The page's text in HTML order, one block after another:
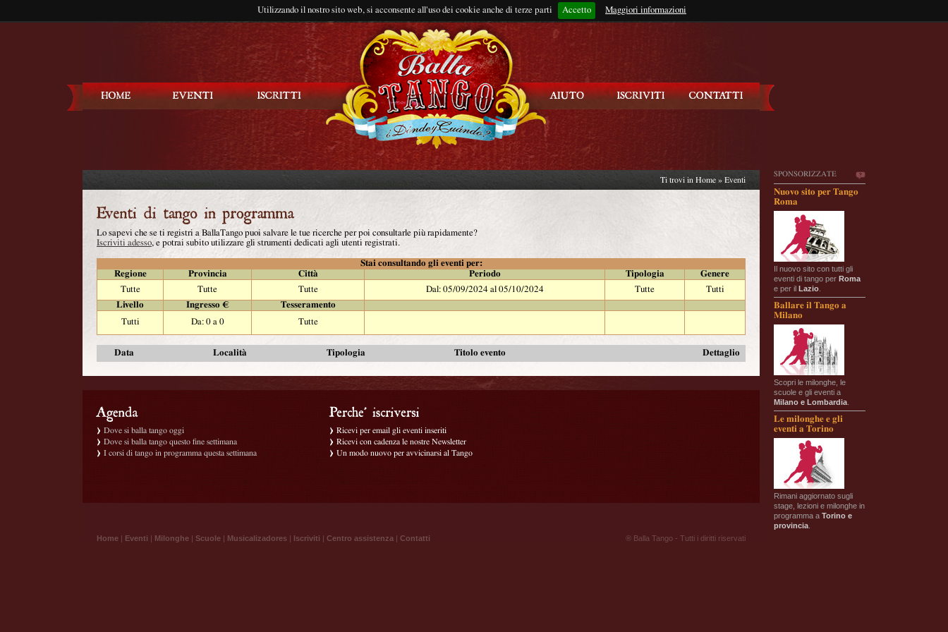
Utilizzando il nostro sito web, si acconsente all'uso dei cookie anche di terze parti Accetto Maggiori informazioni
Rimani connesso?
SPONSORIZZATE
Nuovo sito per Tango
Roma
Il nuovo sito con tutti gli
eventi di tango per Roma
e per il Lazio
Ballare il Tango a
Milano
Scopri le milonghe, le
scuole e gli eventi a
Milano e Lombardia
Le milonghe e gli
eventi a Torino
Rimani aggiornato sugli
stage, lezioni e milonghe in
programma a Torino e
provincia
Ti trovi in Home » Eventi
Lo sapevi che se ti registri a BallaTango puoi salvare le tue ricerche per poi consultarle più rapidamente?
Iscriviti adesso, e potrai subito utilizzare gli strumenti dedicati agli utenti registrati.
Stai consultando gli eventi per:
Regione
Provincia Città Periodo Tipologia
Genere
Tutte
Tutte Tutte Dal: 05/09/2024 al 05/10/2024 Tutte
Tutti
Livello
Ingresso €
Tesseramento
Tutti
Da: 0 a 0 Tutte
Data Località Tipologia Titolo evento Dettaglio
Dove si balla tango oggi
Dove si balla tango questo fine settimana
I corsi di tango in programma questa settimana
Ricevi per email gli eventi inseriti
Ricevi con cadenza le nostre Newsletter
Un modo nuovo per avvicinarsi al Tango
Home | Eventi | Milonghe | Scuole | Musicalizadores | Iscriviti | Centro assistenza | Contatti ® Balla Tango - Tutti i diritti riservati